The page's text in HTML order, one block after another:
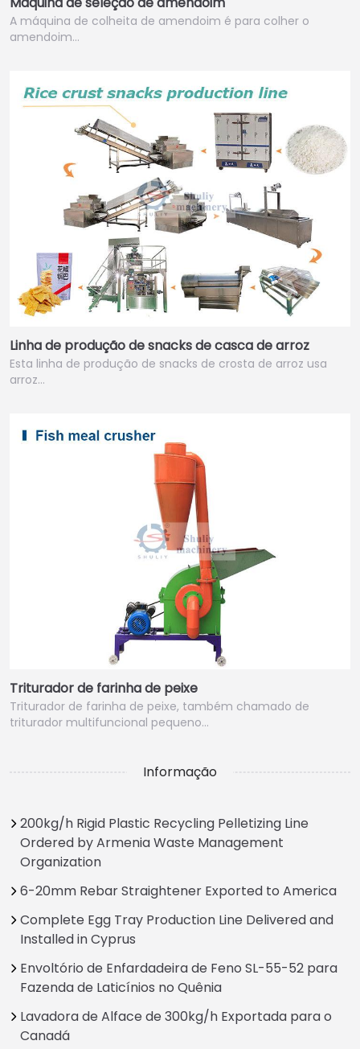
A máquina de colheita de amendoim é para colher o
amendoim…
Linha de produção de snacks de casca de arroz
Esta linha de produção de snacks de crosta de arroz usa
arroz…
Triturador de farinha de peixe
Triturador de farinha de peixe, também chamado de
triturador multifuncional pequeno…
Informação
200kg/h Rigid Plastic Recycling Pelletizing Line
Ordered by Armenia Waste Management
Organization
6-20mm Rebar Straightener Exported to America
Complete Egg Tray Production Line Delivered and
Installed in Cyprus
Envoltório de Enfardadeira de Feno SL-55-52 para
Fazenda de Laticínios no Quênia
Lavadora de Alface de 300kg/h Exportada para o
Canadá